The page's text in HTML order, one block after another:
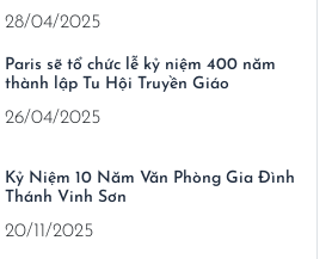
28/04/2025
Paris sẽ tổ chức lễ kỷ niệm 400 năm
thành lập Tu Hội Truyền Giáo
26/04/2025
Kỷ Niệm 10 Năm Văn Phòng Gia Đình
Thánh Vinh Sơn
20/11/2025